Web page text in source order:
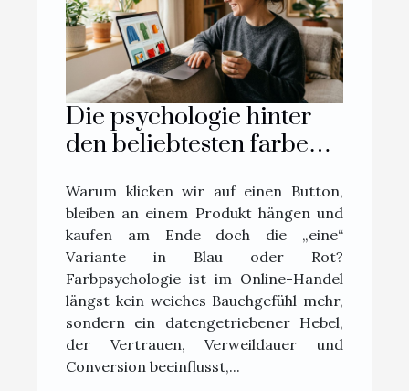
Die psychologie hinter
den beliebtesten farben
Warum klicken wir auf einen Button,
bleiben an einem Produkt hängen und
kaufen am Ende doch die „eine“
Variante in Blau oder Rot?
Farbpsychologie ist im Online-Handel
längst kein weiches Bauchgefühl mehr,
sondern ein datengetriebener Hebel,
der Vertrauen, Verweildauer und
Conversion beeinflusst,...